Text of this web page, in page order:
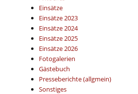
Einsätze
Einsätze 2023
Einsätze 2024
Einsätze 2025
Einsätze 2026
Fotogalerien
Gästebuch
Presseberichte (allgmein)
Sonstiges